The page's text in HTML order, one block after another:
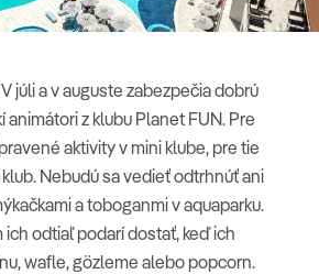
V júli a v auguste zabezpečia dobrú
animátori z klubu Planet FUN. Pre
aktivity v mini klube, pre tie
Nebudú sa vedieť odtrhnúť ani
a toboganmi v aquaparku.
ich odtiaľ podarí dostať, keď ich
wafle, gözleme alebo popcorn.